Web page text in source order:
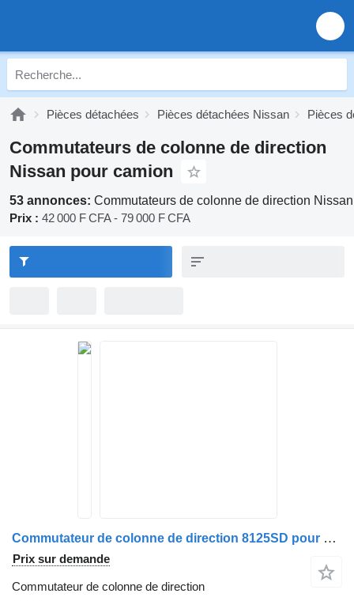
Pièces détachées Pièces détachées Nissan Pièces
Commutateurs de colonne de direction
Nissan pour camion
53 annonces: Commutateurs de colonne de direction
Prix : 42 000 F CFA - 79 000 F CFA
Commutateur de colonne de direction 8125SD pour camion Nissan Cabstar 2006>
Prix sur demande
Commutateur de colonne de direction